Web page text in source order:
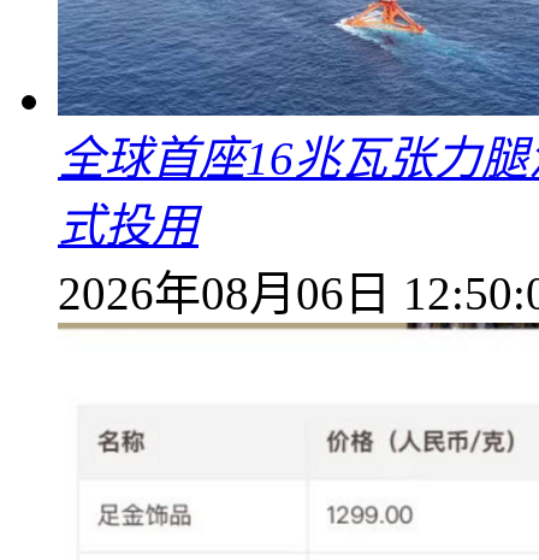
全球首座16兆瓦张力
式投用
2026年08月06日